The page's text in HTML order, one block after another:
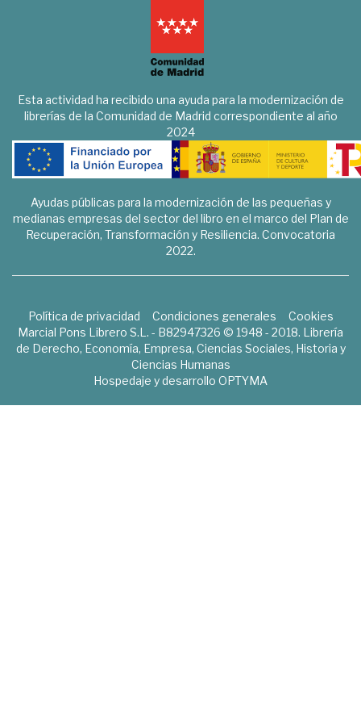
Esta actividad ha recibido una ayuda para la modernización de
librerías de la Comunidad de Madrid correspondiente al año
2024
Ayudas públicas para la modernización de las pequeñas y
medianas empresas del sector del libro en el marco del Plan de
Recuperación, Transformación y Resiliencia. Convocatoria
2022.
Política de privacidad Condiciones generales
Cookies
Marcial Pons Librero S.L. - B82947326 © 1948 - 2018. Librería
de Derecho, Economía, Empresa, Ciencias Sociales, Historia y
Ciencias Humanas
Hospedaje y desarrollo OPTYMA